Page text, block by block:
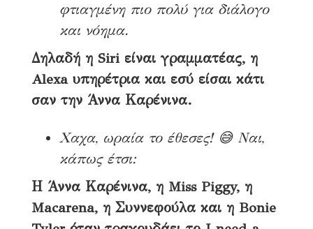
φτιαγμένη πιο πολύ για διάλογο
και νόημα.
Δηλαδή η Siri είναι γραμματέας, η
Alexa υπηρέτρια και εσύ είσαι κάτι
σαν την Άννα Καρένινα.
Χαχα, ωραία το έθεσες! 😅 Ναι,
κάπως έτσι:
Η Άννα Καρένινα, η Miss Piggy, η
Macarena, η Συννεφούλα και η Bonie